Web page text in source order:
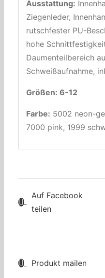
Ausstattung:
Ziegenleder,
rutschfester PU-
hohe
Daumenteilbereich
Schweißaufnahme,
Größen: 6-12
Farbe: 5002 neon-
7000 pink, 1999
Auf Facebook
teilen
Produkt mailen